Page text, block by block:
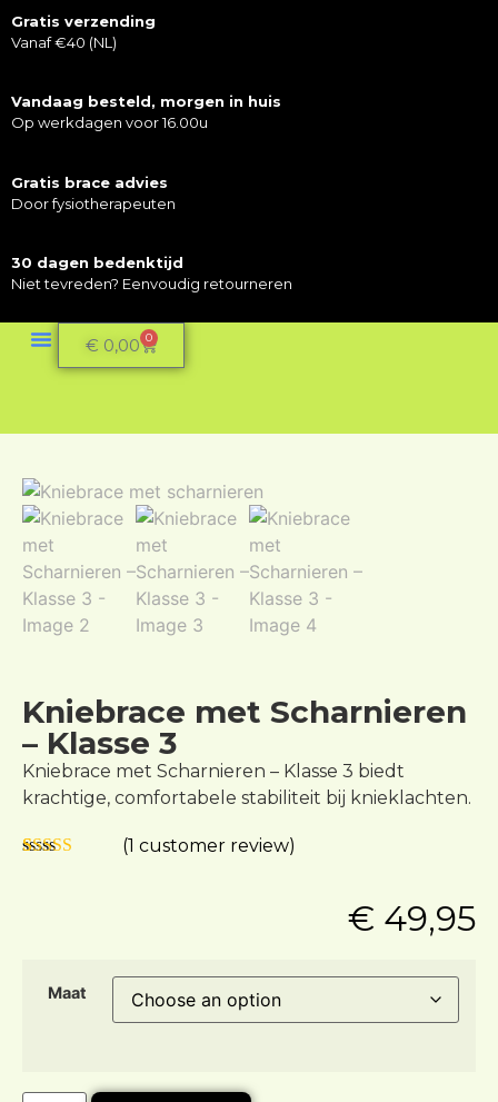
Gratis verzending
Vanaf €40 (NL)
Vandaag besteld, morgen in huis
Op werkdagen voor 16.00u
Gratis brace advies
Door fysiotherapeuten
30 dagen bedenktijd
Niet tevreden? Eenvoudig retourneren
€ 0,00 0
Kniebrace met Scharnieren
– Klasse 3
Kniebrace met Scharnieren – Klasse 3 biedt
krachtige, comfortabele stabiliteit bij knieklachten.
(1 customer review)
€ 49,95
Maat